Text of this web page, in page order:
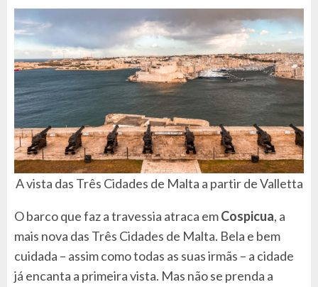
A vista das Três Cidades de Malta a partir de Valletta
O barco que faz a travessia atraca emCospicua, a
mais nova das Três Cidades de Malta. Bela e bem
cuidada – assim como todas as suas irmãs – a cidade
já encanta a primeira vista. Mas não se prenda a